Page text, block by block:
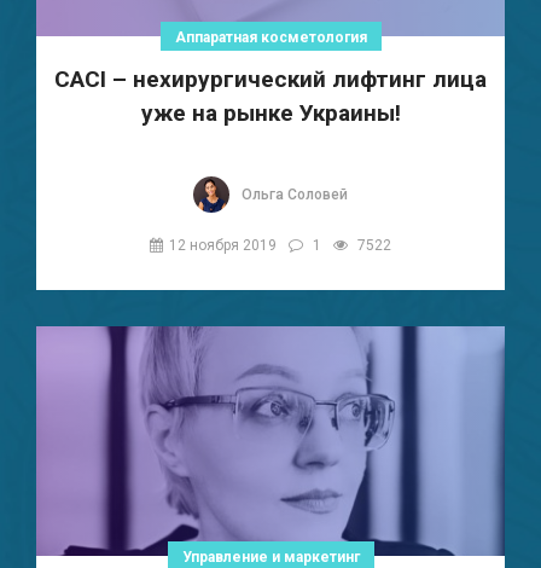
Аппаратная косметология
CACI – нехирургический лифтинг лица
уже на рынке Украины!
Ольга Соловей
12 ноября 2019 1 7522
Управление и маркетинг